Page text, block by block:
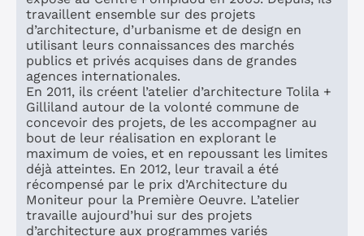
Contactez-nous
travaillent ensemble sur des projets
d’architecture, d’urbanisme et de design en
utilisant leurs connaissances des marchés
publics et privés acquises dans de grandes
agences internationales.
En 2011, ils créent l’atelier d’architecture Tolila +
Gilliland autour de la volonté commune de
concevoir des projets, de les accompagner au
bout de leur réalisation en explorant le
maximum de voies, et en repoussant les limites
déjà atteintes. En 2012, leur travail a été
récompensé par le prix d’Architecture du
Moniteur pour la Première Oeuvre. L’atelier
travaille aujourd’hui sur des projets
d’architecture aux programmes variés